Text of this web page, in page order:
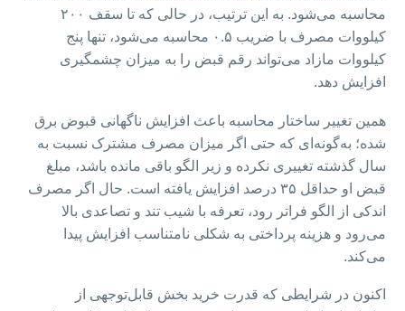
محاسبه می‌شود. به این ترتیب، در حالی که تا سقف ۲۰۰
کیلووات مصرف با ضریب ۰.۵ محاسبه می‌شود، تنها پنج
کیلووات مازاد می‌تواند رقم قبض را به‌ میزان چشمگیری
افزایش دهد.
همین تغییر ساختار محاسبه باعث افزایش ناگهانی قبوض برق
شده؛ به‌گونه‌ای که حتی اگر میزان مصرف مشترک نسبت به
سال گذشته تغییری نکرده و زیر الگو باقی مانده باشد، مبلغ
قبض او حداقل ۳۵ درصد افزایش یافته است. حال اگر مصرف
اندکی از الگو فراتر رود، تعرفه با شیب تند و تصاعدی بالا
می‌رود و هزینه پرداختی به شکلی نامتناسب افزایش پیدا
می‌کند.
اکنون در شرایطی که قدرت خرید بخش قابل‌توجهی از